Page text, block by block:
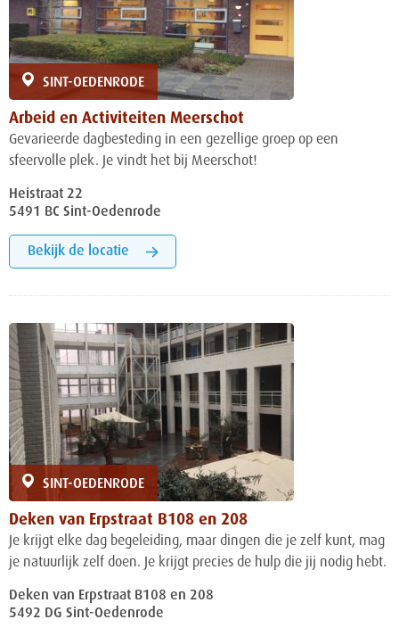
SINT-OEDENRODE
Arbeid en Activiteiten Meerschot
Gevarieerde dagbesteding in een gezellige groep op een
sfeervolle plek. Je vindt het bij Meerschot!
Heistraat 22
5491 BC Sint-Oedenrode
Bekijk de locatie
SINT-OEDENRODE
Deken van Erpstraat B108 en 208
Je krijgt elke dag begeleiding, maar dingen die je zelf kunt, mag
je natuurlijk zelf doen. Je krijgt precies de hulp die jij nodig hebt.
Deken van Erpstraat B108 en 208
5492 DG Sint-Oedenrode